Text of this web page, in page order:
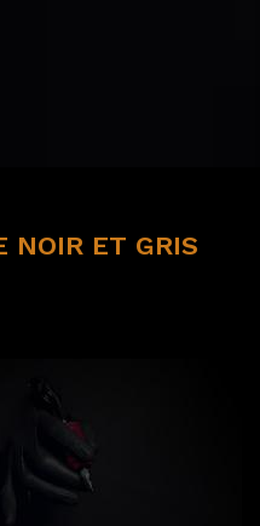
NOIR ET GRIS